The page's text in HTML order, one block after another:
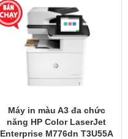
Máy in màu A3 đa chức
năng HP Color LaserJet
Enterprise M776dn T3U55A